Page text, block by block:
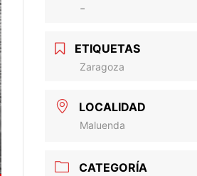
-
ETIQUETAS
Zaragoza
LOCALIDAD
Maluenda
CATEGORÍA